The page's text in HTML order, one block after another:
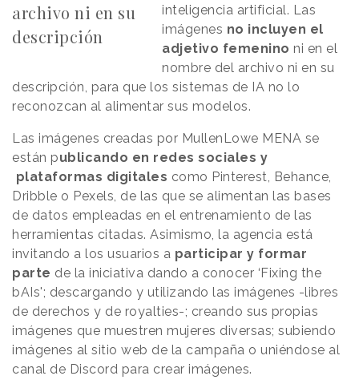
archivo ni en su
descripción
inteligencia artificial. Las
imágenes no incluyen el
adjetivo femenino ni en el
nombre del archivo ni en su
descripción, para que los sistemas de IA no lo
reconozcan al alimentar sus modelos.
Las imágenes creadas por MullenLowe MENA se
están publicando en redes sociales y
plataformas digitales como Pinterest, Behance,
Dribble o Pexels, de las que se alimentan las bases
de datos empleadas en el entrenamiento de las
herramientas citadas. Asimismo, la agencia está
invitando a los usuarios a participar y formar
parte de la iniciativa dando a conocer ‘Fixing the
bAIs'; descargando y utilizando las imágenes -libres
de derechos y de royalties-; creando sus propias
imágenes que muestren mujeres diversas; subiendo
imágenes al sitio web de la campaña o uniéndose al
canal de Discord para crear imágenes.